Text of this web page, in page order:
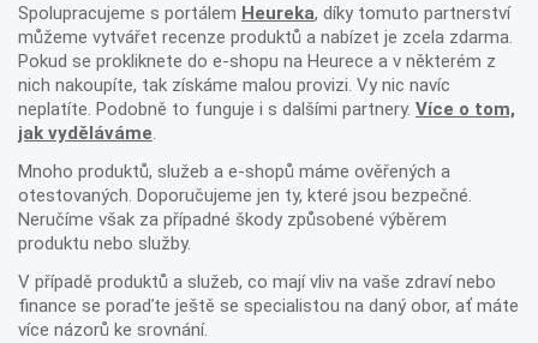
Spolupracujeme s portálem Heureka, díky tomuto partnerství
můžeme vytvářet recenze produktů a nabízet je zcela zdarma.
Pokud se prokliknete do e-shopu na Heurece a v některém z
nich nakoupíte, tak získáme malou provizi. Vy nic navíc
neplatíte. Podobně to funguje i s dalšími partnery. Více o tom,
jak vyděláváme.
Mnoho produktů, služeb a e-shopů máme ověřených a
otestovaných. Doporučujeme jen ty, které jsou bezpečné.
Neručíme však za případné škody způsobené výběrem
produktu nebo služby.
V případě produktů a služeb, co mají vliv na vaše zdraví nebo
finance se poraďte ještě se specialistou na daný obor, ať máte
více názorů ke srovnání.